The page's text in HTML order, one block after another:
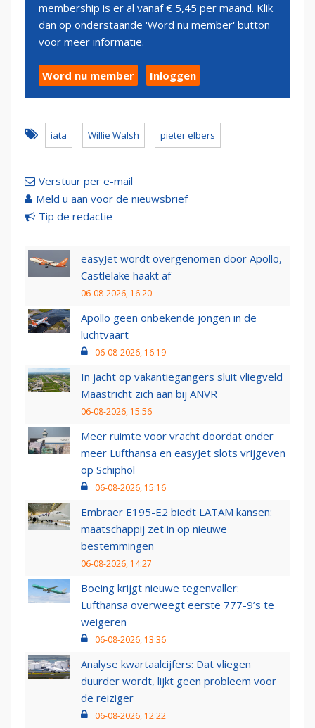
membership is er al vanaf € 5,45 per maand. Klik
dan op onderstaande 'Word nu member' button
voor meer informatie.
Word nu member Inloggen
iata Willie Walsh pieter elbers
Verstuur per e-mail
Meld u aan voor de nieuwsbrief
Tip de redactie
easyJet wordt overgenomen door Apollo,
Castlelake haakt af
06-08-2026, 16:20
Apollo geen onbekende jongen in de
luchtvaart
06-08-2026, 16:19
In jacht op vakantiegangers sluit vliegveld
Maastricht zich aan bij ANVR
06-08-2026, 15:56
Meer ruimte voor vracht doordat onder
meer Lufthansa en easyJet slots vrijgeven
op Schiphol
06-08-2026, 15:16
Embraer E195-E2 biedt LATAM kansen:
maatschappij zet in op nieuwe
bestemmingen
06-08-2026, 14:27
Boeing krijgt nieuwe tegenvaller:
Lufthansa overweegt eerste 777-9’s te
weigeren
06-08-2026, 13:36
Analyse kwartaalcijfers: Dat vliegen
duurder wordt, lijkt geen probleem voor
de reiziger
06-08-2026, 12:22